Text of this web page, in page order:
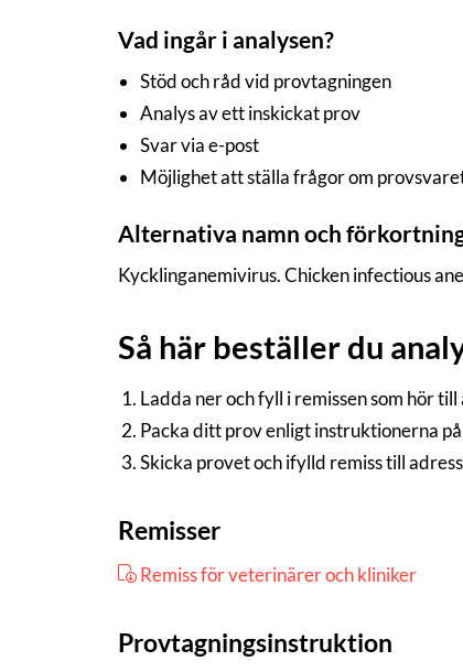
Vad ingår i analysen?
Stöd och råd vid provtagningen
Analys av ett inskickat prov
Svar via e-post
Möjlighet att ställa frågor om
Alternativa namn och
Kycklinganemivirus. Chicken infectious
Så här beställer du
Ladda ner och fyll i remissen som hör
Packa ditt prov enligt instruktionerna
Skicka provet och ifylld remiss till
Remisser
Remiss för veterinärer och kliniker
Provtagningsinstruktion